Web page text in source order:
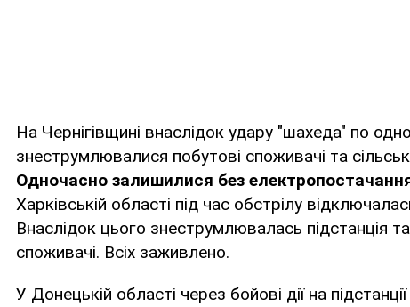
На Чернігівщині внаслідок удару "шахеда" по
знеструмлювалися побутові споживачі та
Одночасно залишилися без
Харківській області під час обстрілу
Внаслідок цього знеструмлювалась підстанція
споживачі. Всіх заживлено.
У Донецькій області через бойові дії на